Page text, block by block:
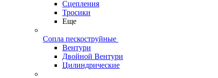
Сцепления
Тросики
Еще
Сопла пескоструйные
Вентури
Двойной Вентури
Цилиндрические